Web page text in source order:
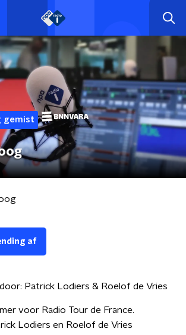
gemist
af
Patrick Lodiers & Roelof de Vries
voor Radio Tour de France.
Lodiers en Roelof de Vries